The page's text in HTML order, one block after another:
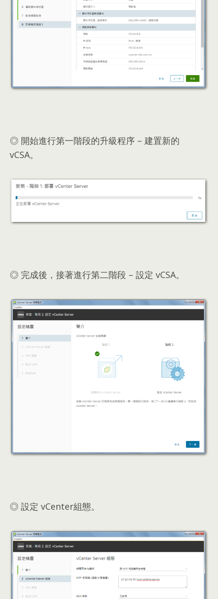
◎ 開始進行第一階段的升級程序 – 建置新的
vCSA。
◎ 完成後，接著進行第二階段 – 設定 vCSA。
◎ 設定 vCenter組態。